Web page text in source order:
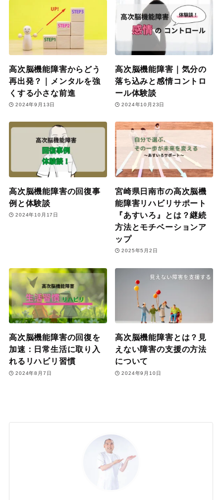
高次脳機能障害からどう
再出発？｜メンタルを強
くする小さな前進
2024年9月13日
高次脳機能障害｜気分の
落ち込みと感情コントロ
ール体験談
2024年10月23日
高次脳機能障害の回復事
例と体験談
2024年10月17日
宮崎県日南市の高次脳機
能障害リハビリサポート
『あすいろ』とは？継続
方法とモチベーションア
ップ
2025年5月2日
高次脳機能障害の回復を
加速：日常生活に取り入
れるリハビリ習慣
2024年8月7日
高次脳機能障害とは？見
えない障害の支援の方法
について
2024年9月10日